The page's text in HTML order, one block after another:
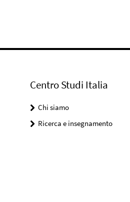
Centro Studi Italia
Chi siamo
Ricerca e insegnamento